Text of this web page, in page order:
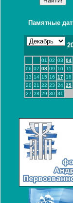
Памятные
01 02 03 04
06 07 08 09 10 11
13 14 15 16 17 18
20 21 22 23 24 25
27 28 29 30 31